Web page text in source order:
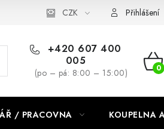
CZK Přihlášení
+420 607 400
005
(po – pá: 8:00 – 15:00)
/ PRACOVNA KOUPELNA